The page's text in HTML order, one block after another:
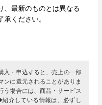
、最新のものとは異なる
ください。
入・申込すると、売上の一部
ンに還元されることがありま
場合には、商品・サービス
介している情報は、必ずし